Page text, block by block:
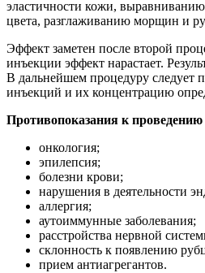
эластичности кожи,
цвета, разглаживанию морщин и
Эффект заметен после второй
инъекции эффект нарастает.
В дальнейшем процедуру следует
инъекций и их концентрацию
Противопоказания к
онкология;
эпилепсия;
болезни крови;
нарушения в деятельности
аллергия;
аутоиммунные заболевания;
расстройства нервной
склонность к появлению
прием антиагрегантов.